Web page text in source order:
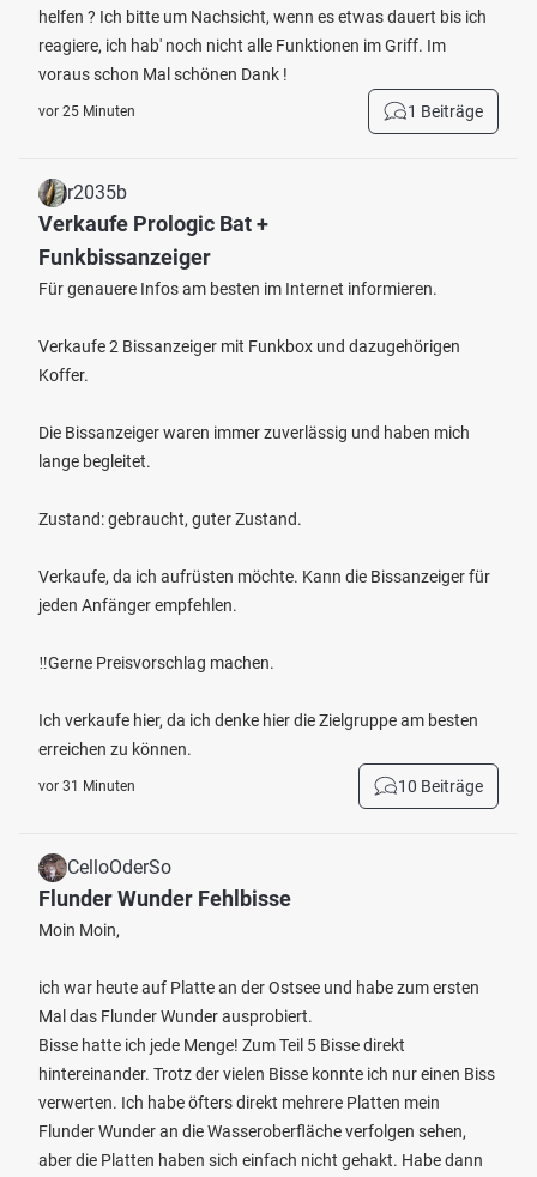
helfen ? Ich bitte um Nachsicht, wenn es etwas dauert bis ich
reagiere, ich hab' noch nicht alle Funktionen im Griff. Im
voraus schon Mal schönen Dank !
vor 25 Minuten 1 Beiträge
r2035b
Verkaufe Prologic Bat +
Funkbissanzeiger
Für genauere Infos am besten im Internet informieren.
Verkaufe 2 Bissanzeiger mit Funkbox und dazugehörigen
Koffer.
Die Bissanzeiger waren immer zuverlässig und haben mich
lange begleitet.
Zustand: gebraucht, guter Zustand.
Verkaufe, da ich aufrüsten möchte. Kann die Bissanzeiger für
jeden Anfänger empfehlen.
‼️Gerne Preisvorschlag machen.
Ich verkaufe hier, da ich denke hier die Zielgruppe am besten
erreichen zu können.
vor 31 Minuten 10 Beiträge
CelloOderSo
Flunder Wunder Fehlbisse
Moin Moin,
ich war heute auf Platte an der Ostsee und habe zum ersten
Mal das Flunder Wunder ausprobiert.
Bisse hatte ich jede Menge! Zum Teil 5 Bisse direkt
hintereinander. Trotz der vielen Bisse konnte ich nur einen Biss
verwerten. Ich habe öfters direkt mehrere Platten mein
Flunder Wunder an die Wasseroberfläche verfolgen sehen,
aber die Platten haben sich einfach nicht gehakt. Habe dann